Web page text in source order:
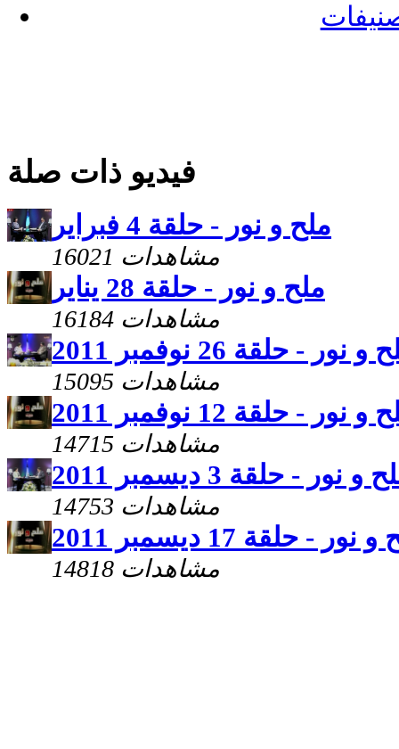
فيديو ذات صلة
ملح و نور - حلقة 4 فبراير
16021 مشاهدات
ملح و نور - حلقة 28 يناير
16184 مشاهدات
نور - حلقة 26 نوفمبر 2011
15095 مشاهدات
نور - حلقة 12 نوفمبر 2011
14715 مشاهدات
و نور - حلقة 3 ديسمبر 2011
14753 مشاهدات
- حلقة 17 ديسمبر 2011
14818 مشاهدات